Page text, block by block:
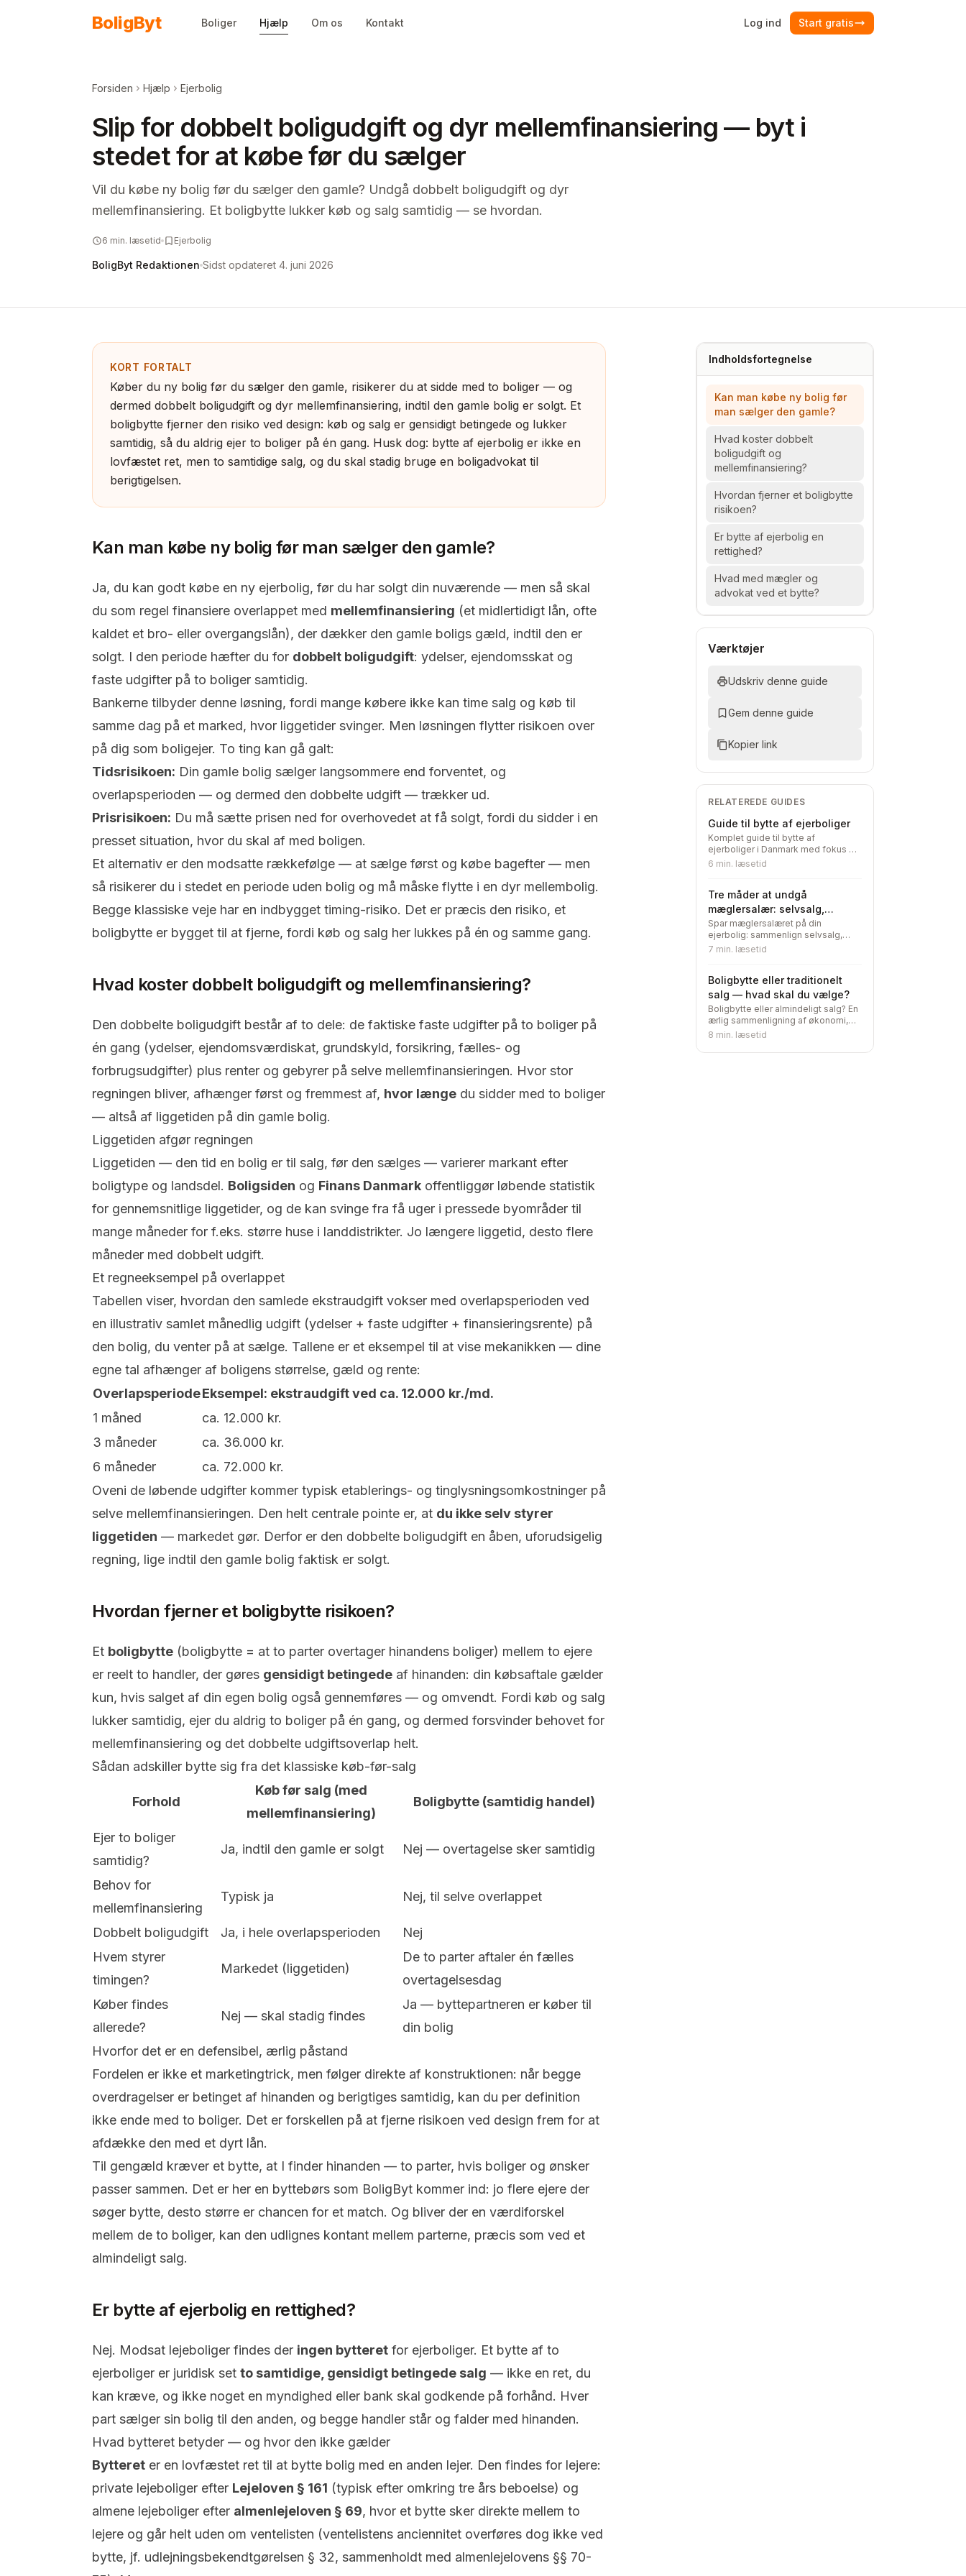
BoligByt Boliger Hjælp Om os Kontakt Log ind Start gratis
Forsiden Hjælp Ejerbolig
Slip for dobbelt boligudgift og dyr mellemfinansiering — byt i
stedet for at købe før du sælger
Vil du købe ny bolig før du sælger den gamle? Undgå dobbelt boligudgift og dyr
mellemfinansiering. Et boligbytte lukker køb og salg samtidig — se hvordan.
6 min. læsetid Ejerbolig
BoligByt Redaktionen Sidst opdateret 4. juni 2026
KORT FORTALT
Køber du ny bolig før du sælger den gamle, risikerer du at sidde med to boliger — og
dermed dobbelt boligudgift og dyr mellemfinansiering, indtil den gamle bolig er solgt. Et
boligbytte fjerner den risiko ved design: køb og salg er gensidigt betingede og lukker
samtidig, så du aldrig ejer to boliger på én gang. Husk dog: bytte af ejerbolig er ikke en
lovfæstet ret, men to samtidige salg, og du skal stadig bruge en boligadvokat til
berigtigelsen.
Kan man købe ny bolig før man sælger den gamle?
Ja, du kan godt købe en ny ejerbolig, før du har solgt din nuværende — men så skal
du som regel finansiere overlappet med mellemfinansiering (et midlertidigt lån, ofte
kaldet et bro- eller overgangslån), der dækker den gamle boligs gæld, indtil den er
solgt. I den periode hæfter du for dobbelt boligudgift: ydelser, ejendomsskat og
faste udgifter på to boliger samtidig.
Bankerne tilbyder denne løsning, fordi mange købere ikke kan time salg og køb til
samme dag på et marked, hvor liggetider svinger. Men løsningen flytter risikoen over
på dig som boligejer. To ting kan gå galt:
Tidsrisikoen: Din gamle bolig sælger langsommere end forventet, og
overlapsperioden — og dermed den dobbelte udgift — trækker ud.
Prisrisikoen: Du må sætte prisen ned for overhovedet at få solgt, fordi du sidder i en
presset situation, hvor du skal af med boligen.
Et alternativ er den modsatte rækkefølge — at sælge først og købe bagefter — men
så risikerer du i stedet en periode uden bolig og må måske flytte i en dyr mellembolig.
Begge klassiske veje har en indbygget timing-risiko. Det er præcis den risiko, et
boligbytte er bygget til at fjerne, fordi køb og salg her lukkes på én og samme gang.
Hvad koster dobbelt boligudgift og mellemfinansiering?
Den dobbelte boligudgift består af to dele: de faktiske faste udgifter på to boliger på
én gang (ydelser, ejendomsværdiskat, grundskyld, forsikring, fælles- og
forbrugsudgifter) plus renter og gebyrer på selve mellemfinansieringen. Hvor stor
regningen bliver, afhænger først og fremmest af, hvor længe du sidder med to boliger
— altså af liggetiden på din gamle bolig.
Liggetiden afgør regningen
Liggetiden — den tid en bolig er til salg, før den sælges — varierer markant efter
boligtype og landsdel. Boligsiden og Finans Danmark offentliggør løbende statistik
for gennemsnitlige liggetider, og de kan svinge fra få uger i pressede byområder til
mange måneder for f.eks. større huse i landdistrikter. Jo længere liggetid, desto flere
måneder med dobbelt udgift.
Et regneeksempel på overlappet
Tabellen viser, hvordan den samlede ekstraudgift vokser med overlapsperioden ved
en illustrativ samlet månedlig udgift (ydelser + faste udgifter + finansieringsrente) på
den bolig, du venter på at sælge. Tallene er et eksempel til at vise mekanikken — dine
egne tal afhænger af boligens størrelse, gæld og rente:
OverlapsperiodeEksempel: ekstraudgift ved ca. 12.000 kr./md.
1 måned
ca. 12.000 kr.
3 måneder
ca. 36.000 kr.
6 måneder
ca. 72.000 kr.
Oveni de løbende udgifter kommer typisk etablerings- og tinglysningsomkostninger på
selve mellemfinansieringen. Den helt centrale pointe er, at du ikke selv styrer
liggetiden — markedet gør. Derfor er den dobbelte boligudgift en åben, uforudsigelig
regning, lige indtil den gamle bolig faktisk er solgt.
Hvordan fjerner et boligbytte risikoen?
Et boligbytte (boligbytte = at to parter overtager hinandens boliger) mellem to ejere
er reelt to handler, der gøres gensidigt betingede af hinanden: din købsaftale gælder
kun, hvis salget af din egen bolig også gennemføres — og omvendt. Fordi køb og salg
lukker samtidig, ejer du aldrig to boliger på én gang, og dermed forsvinder behovet for
mellemfinansiering og det dobbelte udgiftsoverlap helt.
Sådan adskiller bytte sig fra det klassiske køb-før-salg
Forhold
Køb før salg (med
mellemfinansiering)
Boligbytte (samtidig handel)
Ejer to boliger
samtidig?
Ja, indtil den gamle er solgt Nej — overtagelse sker samtidig
Behov for
mellemfinansiering
Typisk ja Nej, til selve overlappet
Dobbelt boligudgift Ja, i hele overlapsperioden
Nej
Hvem styrer
timingen?
Markedet (liggetiden)
De to parter aftaler én fælles
overtagelsesdag
Køber findes
allerede?
Nej — skal stadig findes
Ja — byttepartneren er køber til
din bolig
Hvorfor det er en defensibel, ærlig påstand
Fordelen er ikke et marketingtrick, men følger direkte af konstruktionen: når begge
overdragelser er betinget af hinanden og berigtiges samtidig, kan du per definition
ikke ende med to boliger. Det er forskellen på at fjerne risikoen ved design frem for at
afdække den med et dyrt lån.
Til gengæld kræver et bytte, at I finder hinanden — to parter, hvis boliger og ønsker
passer sammen. Det er her en byttebørs som BoligByt kommer ind: jo flere ejere der
søger bytte, desto større er chancen for et match. Og bliver der en værdiforskel
mellem de to boliger, kan den udlignes kontant mellem parterne, præcis som ved et
almindeligt salg.
Er bytte af ejerbolig en rettighed?
Nej. Modsat lejeboliger findes der ingen bytteret for ejerboliger. Et bytte af to
ejerboliger er juridisk set to samtidige, gensidigt betingede salg — ikke en ret, du
kan kræve, og ikke noget en myndighed eller bank skal godkende på forhånd. Hver
part sælger sin bolig til den anden, og begge handler står og falder med hinanden.
Hvad bytteret betyder — og hvor den ikke gælder
Bytteret er en lovfæstet ret til at bytte bolig med en anden lejer. Den findes for lejere:
private lejeboliger efter Lejeloven § 161 (typisk efter omkring tre års beboelse) og
almene lejeboliger efter almenlejeloven § 69, hvor et bytte sker direkte mellem to
lejere og går helt uden om ventelisten (ventelistens anciennitet overføres dog ikke ved
bytte, jf. udlejningsbekendtgørelsen § 32, sammenholdt med almenlejelovens §§ 70-
Indholdsfortegnelse
Kan man købe ny bolig før
man sælger den gamle?
Hvad koster dobbelt
boligudgift og
mellemfinansiering?
Hvordan fjerner et boligbytte
risikoen?
Er bytte af ejerbolig en
rettighed?
Hvad med mægler og
advokat ved et bytte?
Værktøjer
Udskriv denne guide
Gem denne guide
Kopier link
RELATEREDE GUIDES
Guide til bytte af ejerboliger
Komplet guide til bytte af
ejerboliger i Danmark med fokus på
de juridiske, økonomiske og
6 min. læsetid
Tre måder at undgå
mæglersalær: selvsalg,
hybridmægler — og boligbytte
Spar mæglersalæret på din
ejerbolig: sammenlign selvsalg,
hybridmægler og boligbytte — den
7 min. læsetid
Boligbytte eller traditionelt
salg — hvad skal du vælge?
Boligbytte eller almindeligt salg? En
ærlig sammenligning af økonomi,
tempo og risiko — og hvornår et
bedste vej.
8 min. læsetid